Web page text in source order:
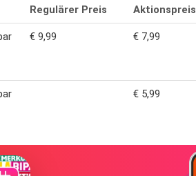
Regulärer Preis Aktionspreis
€ 9,99 € 7,99
€ 5,99